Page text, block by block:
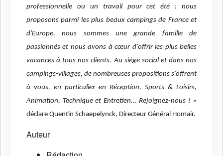
professionnelle ou un travail pour cet été : nous
proposons parmi les plus beaux campings de France et
d'Europe, nous sommes une grande famille de
passionnés et nous avons à cœur d'offrir les plus belles
vacances à tous nos clients. Au siège social et dans nos
campings-villages, de nombreuses propositions s'offrent
à vous, en particulier en Réception, Sports & Loisirs,
Animation, Technique et Entretien... Rejoignez-nous ! »
déclare Quentin Schaepelynck, Directeur Général Homair.
Auteur